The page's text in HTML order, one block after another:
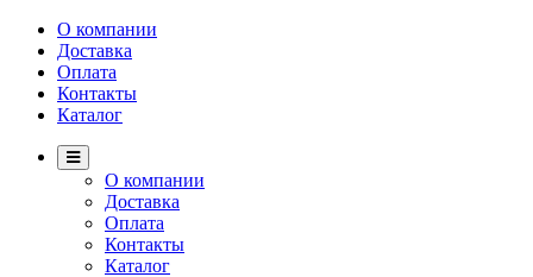
О компании
Доставка
Оплата
Контакты
Каталог
О компании
Доставка
Оплата
Контакты
Каталог